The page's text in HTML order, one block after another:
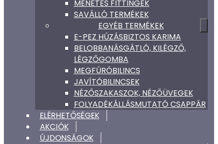
MENETES FITTINGEK
SAVÁLLÓ TERMÉKEK
EGYÉB TERMÉKEK
E-PEZ HÚZÁSBIZTOS KARIMA
BELOBBANÁSGÁTLÓ, KILÉGZŐ,
LÉGZŐGOMBA
MEGFÚRÓBILINCS
JAVÍTÓBILINCSEK
NÉZŐSZAKASZOK, NÉZŐÜVEGEK
FOLYADÉKÁLLÁSMUTATÓ CSAPPÁR
ELÉRHETŐSÉGEK
AKCIÓK
ÚJDONSÁGOK